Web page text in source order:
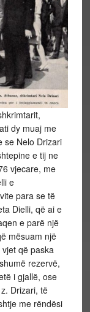
dy muaj me
se Nelo Drizari
e tij ne
vjecare, me
e
para se të
Dielli, që ai e
e parë një
mësuam një
që paska
rezervë,
i gjallë, ose
Drizari, të
me rëndësi